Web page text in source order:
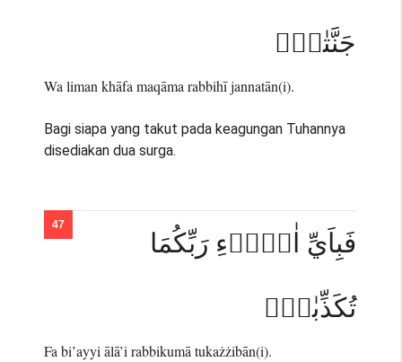
جَنَّتٰنِۚ
Wa liman khāfa maqāma rabbihī jannatān(i).
Bagi siapa yang takut pada keagungan Tuhannya
disediakan dua surga.
فَبِاَيِّ اٰلَاۤءِ رَبِّكُمَا
تُكَذِّبٰنِۙ
Fa bi’ayyi ālā’i rabbikumā tukażżibān(i).